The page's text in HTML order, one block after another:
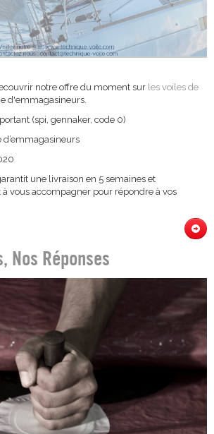
notre offre du moment sur les voiles de
d'emmagasineurs.
(spi, gennaker, code 0)
une livraison en 5 semaines et
vous accompagner pour répondre à vos
Nos Réponses